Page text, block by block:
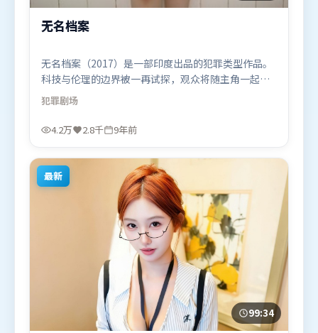
无名档案
无名档案（2017）是一部印度出品的犯罪类型作品。
科技与伦理的边界被一再试探，观众将随主角一起经
历道德震荡。叙事线索多线并进，最终在关键节点收
束。由贾樟柯执导，杨幂、河正宇、艾米莉·布朗
特，古天乐、沈腾等联袂出演。影片于2017年5月26
的观众观看。
犯罪剧场
4.2万 2.8千 9年前
最新
99:34